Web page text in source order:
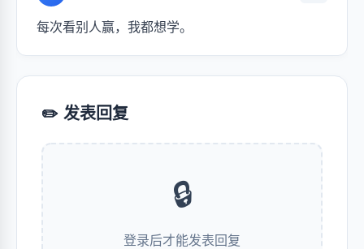
每次看别人赢，我都想学。
✏️ 发表回复
🔒
登录后才能发表回复